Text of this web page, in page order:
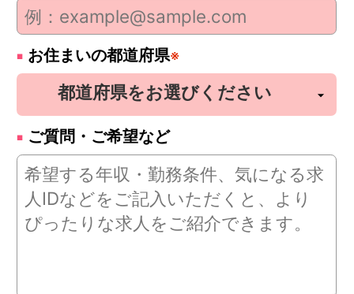
お住まいの都道府県※
ご質問・ご希望など